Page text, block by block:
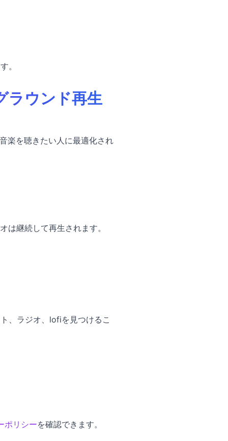
。
ラウンド再生
楽を聴きたい人に最適化され
は継続して再生されます。
、ラジオ、lofiを見つけるこ
ポリシーを確認できます。